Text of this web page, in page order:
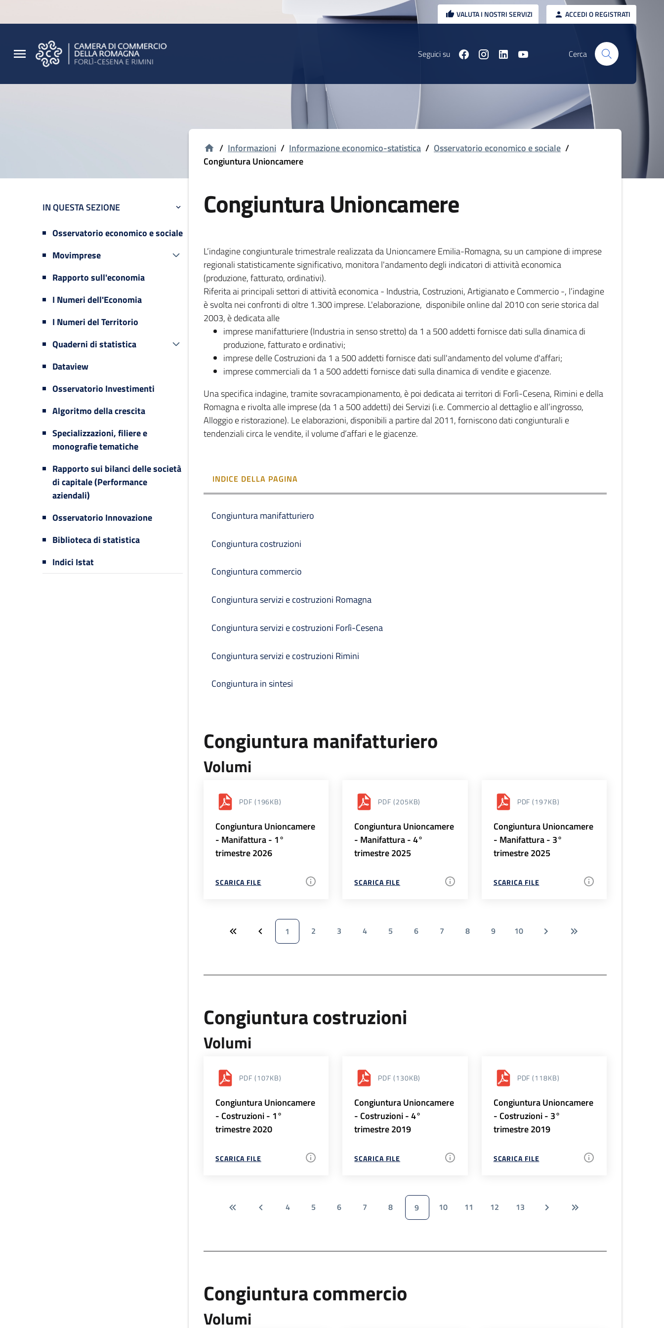
VALUTA I NOSTRI SERVIZI ACCEDI O REGISTRATI
Seguici su Cerca
IN QUESTA SEZIONE
Osservatorio economico e sociale
Movimprese
Rapporto sull'economia
I Numeri dell'Economia
I Numeri del Territorio
Quaderni di statistica
Dataview
Osservatorio Investimenti
Algoritmo della crescita
Specializzazioni, filiere e
monografie tematiche
Rapporto sui bilanci delle società
di capitale (Performance
aziendali)
Osservatorio Innovazione
Biblioteca di statistica
Indici Istat
/ Informazioni / Informazione economico-statistica / Osservatorio economico e sociale /
Congiuntura Unioncamere
Congiuntura Unioncamere
L’indagine congiunturale trimestrale realizzata da Unioncamere Emilia-Romagna, su un campione di imprese
regionali statisticamente significativo, monitora l'andamento degli indicatori di attività economica
(produzione, fatturato, ordinativi).
Riferita ai principali settori di attività economica - Industria, Costruzioni, Artigianato e Commercio -, l’indagine
è svolta nei confronti di oltre 1.300 imprese. L'elaborazione, disponibile online dal 2010 con serie storica dal
2003, è dedicata alle
imprese manifatturiere (Industria in senso stretto) da 1 a 500 addetti fornisce dati sulla dinamica di
produzione, fatturato e ordinativi;
imprese delle Costruzioni da 1 a 500 addetti fornisce dati sull'andamento del volume d'affari;
imprese commerciali da 1 a 500 addetti fornisce dati sulla dinamica di vendite e giacenze.
Una specifica indagine, tramite sovracampionamento, è poi dedicata ai territori di Forlì-Cesena, Rimini e della
Romagna e rivolta alle imprese (da 1 a 500 addetti) dei Servizi (i.e. Commercio al dettaglio e all’ingrosso,
Alloggio e ristorazione). Le elaborazioni, disponibili a partire dal 2011, forniscono dati congiunturali e
tendenziali circa le vendite, il volume d’affari e le giacenze.
INDICE DELLA PAGINA
Congiuntura manifatturiero
Congiuntura costruzioni
Congiuntura commercio
Congiuntura servizi e costruzioni Romagna
Congiuntura servizi e costruzioni Forlì-Cesena
Congiuntura servizi e costruzioni Rimini
Congiuntura in sintesi
Congiuntura manifatturiero
Volumi
PDF (196KB)
Congiuntura Unioncamere
- Manifattura - 1°
trimestre 2026
SCARICA FILE
PDF (205KB)
Congiuntura Unioncamere
- Manifattura - 4°
trimestre 2025
SCARICA FILE
PDF (197KB)
Congiuntura Unioncamere
- Manifattura - 3°
trimestre 2025
SCARICA FILE
1 2 3 4 5 6 7 8 9 10
Congiuntura costruzioni
Volumi
PDF (107KB)
Congiuntura Unioncamere
- Costruzioni - 1°
trimestre 2020
SCARICA FILE
PDF (130KB)
Congiuntura Unioncamere
- Costruzioni - 4°
trimestre 2019
SCARICA FILE
PDF (118KB)
Congiuntura Unioncamere
- Costruzioni - 3°
trimestre 2019
SCARICA FILE
4 5 6 7 8 9 10 11 12 13
Congiuntura commercio
Volumi